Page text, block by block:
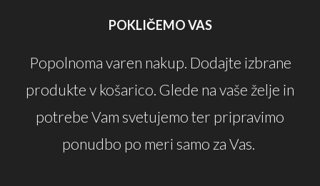
POKLIČEMO VAS
Popolnoma varen nakup. Dodajte izbrane
produkte v košarico. Glede na vaše želje in
potrebe Vam svetujemo ter pripravimo
ponudbo po meri samo za Vas.